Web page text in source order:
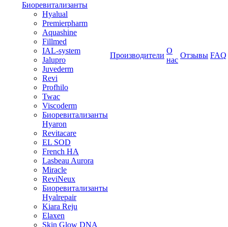
Биоревитализанты
Hyalual
Premierpharm
Aquashine
Fillmed
IAL-system
Jalupro
Juvederm
Revi
Profhilo
Twac
Viscoderm
Биоревитализанты
Hyaron
Revitacare
EL SOD
French HA
Lasbeau Aurora
Miracle
ReviNeux
Биоревитализанты
Hyalrepair
Kiara Reju
Elaxen
Skin Glow DNA
Производители
О
нас
Отзывы FAQ